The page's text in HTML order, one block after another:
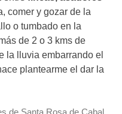
comer y gozar de la
o tumbado en la
de 2 o 3 kms de
la lluvia embarrando el
plantearme el dar la